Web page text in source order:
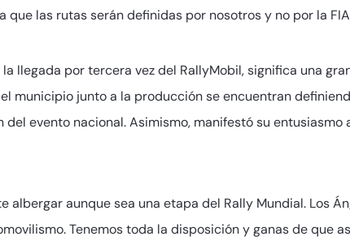
las rutas serán definidas por nosotros y no por la
llegada por tercera vez del RallyMobil, significa una
municipio junto a la producción se encuentran
evento nacional. Asimismo, manifestó su
albergar aunque sea una etapa del Rally Mundial. Los
Tenemos toda la disposición y ganas de que